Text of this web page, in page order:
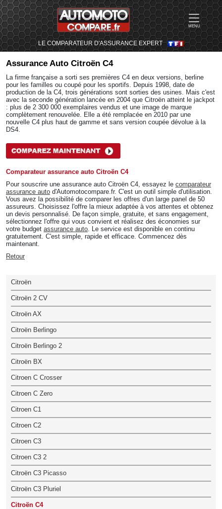
MENU
LE COMPARATEUR D'ASSURANCE EXPERT
Assurance Auto Citroën C4
La firme française a sorti ses premières C4 en deux versions, berline
pour les familles ou coupé pour les sportifs. Depuis 1998, date de
production de la C4, trois générations sont sorties des usines. Mais c'est
avec la seconde génération lancée en 2004 que Citroën atteint le jackpot
: plus de 2 300 000 exemplaires vendus et une image de marque
complètement renouvelée. Elle a été remplacée en 2010 par une
nouvelle C4 plus haut de gamme et sans version coupée dévolue à la
DS4.
Comparateur assurance auto Citroën C4
Pour souscrire une assurance auto Citroën C4, essayez le comparateur
assurance auto d'Automotocompare.fr. C'est un outil simple d'utilisation.
Vous avez la possibilité de comparer les offres d'un large panel de 50
assureurs. Choisissez l'offre la mieux adaptée à vos attentes et obtenez
un devis personnalisé. De façon simple, gratuite, et sans engagement,
sélectionnez l'offre qui vous convient et réalisez des économies sur
votre budget assurance auto. Le service est disponible en continu
gratuitement. C'est simple, rapide et efficace. Commencez dès
maintenant.
Retour
Citroën
Citroën 2 CV
Citroën AX
Citroën Berlingo
Citroën Berlingo 2
Citroën BX
Citroen C Crosser
Citroen C Zero
Citroen C1
Citroen C2
Citroen C3
Citroen C3 2
Citroën C3 Picasso
Citroën C3 Pluriel
Citroën C4